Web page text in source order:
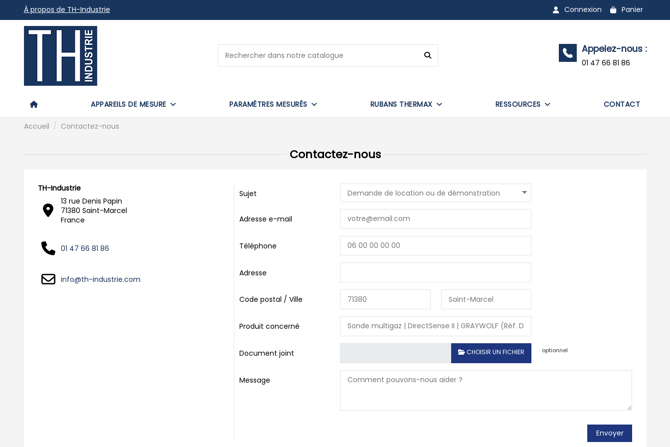
À propos de TH-Industrie Connexion Panier
Appelez-nous :
01 47 66 81 86
APPAREILS DE MESURE PARAMÈTRES MESURÉS RUBANS THERMAX RESSOURCES CONTACT
Accueil Contactez-nous
Contactez-nous
TH-Industrie
13 rue Denis Papin
71380 Saint-Marcel
France
01 47 66 81 86
info@th-industrie.com
Sujet
Adresse e-mail
Téléphone
Adresse
Code postal / Ville
Produit concerné
Document joint CHOISIR UN FICHIER optionnel
Message